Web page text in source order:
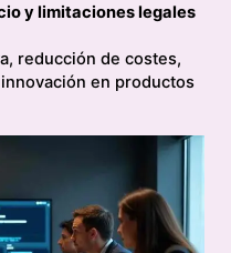
y limitaciones legales
reducción de costes,
en productos